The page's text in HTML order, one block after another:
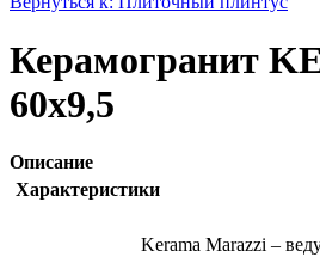
Керамогранит
60х9,5
Описание
Характеристики
Kerama Marazzi –